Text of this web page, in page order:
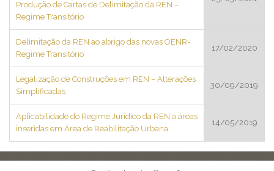
Produção de Cartas de Delimitação da REN –
Regime Transitório
Delimitação da REN ao abrigo das novas OENR-
Regime Transitório
17/02/2020
Legalização de Construções em REN – Alterações
Simplificadas
30/09/2019
Aplicabilidade do Regime Jurídico da REN a áreas
inseridas em Área de Reabilitação Urbana
14/05/2019